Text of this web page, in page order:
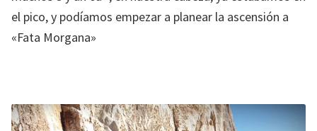
el pico, y podíamos empezar a planear la ascensión a
«Fata Morgana»